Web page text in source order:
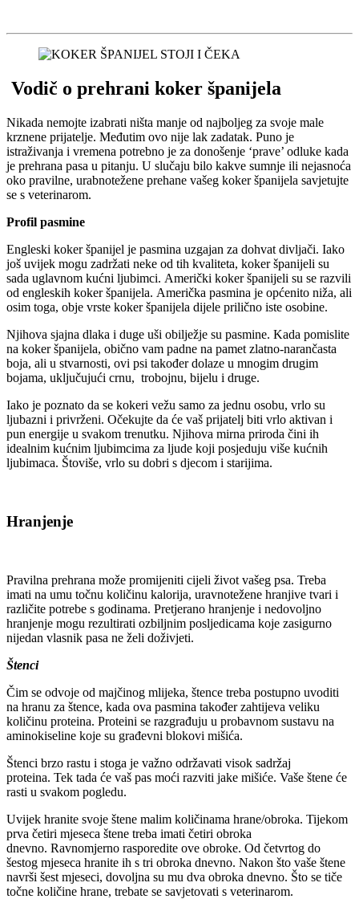
Vodič o prehrani koker španijela
Nikada nemojte izabrati ništa manje od najboljeg za svoje male
krznene prijatelje. Međutim ovo nije lak zadatak. Puno je
istraživanja i vremena potrebno je za donošenje ‘prave’ odluke kada
je prehrana pasa u pitanju. U slučaju bilo kakve sumnje ili nejasnoća
oko pravilne, urabnotežene prehane vašeg koker španijela savjetujte
se s veterinarom.
Profil pasmine
Engleski koker španijel je pasmina uzgajan za dohvat divljači. Iako
još uvijek mogu zadržati neke od tih kvaliteta, koker španijeli su
sada uglavnom kućni ljubimci. Američki koker španijeli su se razvili
od engleskih koker španijela. Američka pasmina je općenito niža, ali
osim toga, obje vrste koker španijela dijele prilično iste osobine.
Njihova sjajna dlaka i duge uši obilježje su pasmine. Kada pomislite
na koker španijela, obično vam padne na pamet zlatno-narančasta
boja, ali u stvarnosti, ovi psi također dolaze u mnogim drugim
bojama, uključujući crnu, trobojnu, bijelu i druge.
Iako je poznato da se kokeri vežu samo za jednu osobu, vrlo su
ljubazni i privrženi. Očekujte da će vaš prijatelj biti vrlo aktivan i
pun energije u svakom trenutku. Njihova mirna priroda čini ih
idealnim kućnim ljubimcima za ljude koji posjeduju više kućnih
ljubimaca. Štoviše, vrlo su dobri s djecom i starijima.
Hranjenje
Pravilna prehrana može promijeniti cijeli život vašeg psa. Treba
imati na umu točnu količinu kalorija, uravnotežene hranjive tvari i
različite potrebe s godinama. Pretjerano hranjenje i nedovoljno
hranjenje mogu rezultirati ozbiljnim posljedicama koje zasigurno
nijedan vlasnik pasa ne želi doživjeti.
Štenci
Čim se odvoje od majčinog mlijeka, štence treba postupno uvoditi
na hranu za štence, kada ova pasmina također zahtijeva veliku
količinu proteina. Proteini se razgrađuju u probavnom sustavu na
aminokiseline koje su građevni blokovi mišića.
Štenci brzo rastu i stoga je važno održavati visok sadržaj
proteina. Tek tada će vaš pas moći razviti jake mišiće. Vaše štene će
rasti u svakom pogledu.
Uvijek hranite svoje štene malim količinama hrane/obroka. Tijekom
prva četiri mjeseca štene treba imati četiri obroka
dnevno. Ravnomjerno rasporedite ove obroke. Od četvrtog do
šestog mjeseca hranite ih s tri obroka dnevno. Nakon što vaše štene
navrši šest mjeseci, dovoljna su mu dva obroka dnevno. Što se tiče
točne količine hrane, trebate se savjetovati s veterinarom.